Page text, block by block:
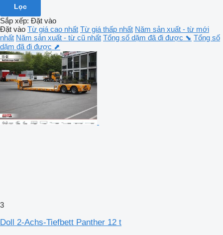
Lọc
Sắp xếp: Đặt vào
Đặt vào Từ giá cao nhất Từ giá thấp nhất Năm sản xuất - từ mới
nhất Năm sản xuất - từ cũ nhất Tổng số dặm đã đi được ⬊ Tổng số
dặm đã đi được ⬈
3
Doll 2-Achs-Tiefbett Panther 12 t